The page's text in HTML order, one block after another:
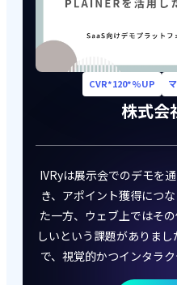
CVR*120*%UP
株式会
IVRyは展示会でのデモを
き、アポイント獲得につ
た一方、ウェブ上ではそ
しいという課題がありま
で、視覚的かつインタラ
訪問者の理解と興味を高